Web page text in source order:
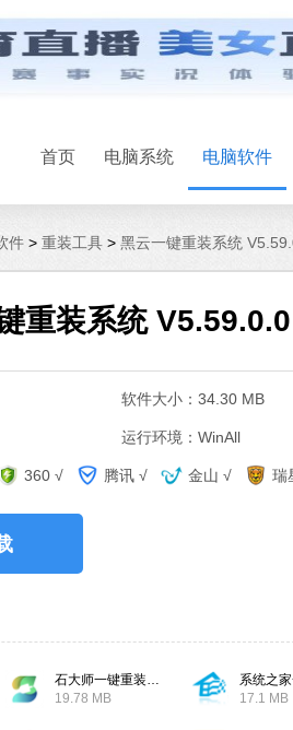
首页 电脑系统 电脑软件
件 > 重装工具 > 黑云一键重装系统
重装系统
软件大小：34.30 MB
运行环境：WinAll
360 √ 腾讯 √ 金山 √ 瑞
19.78 MB
系统之
17.1 MB